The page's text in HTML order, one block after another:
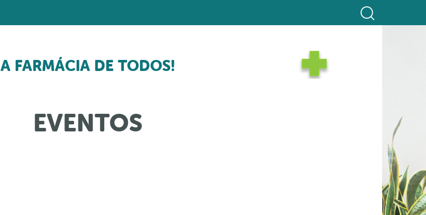
A FARMÁCIA DE TODOS!
EVENTOS